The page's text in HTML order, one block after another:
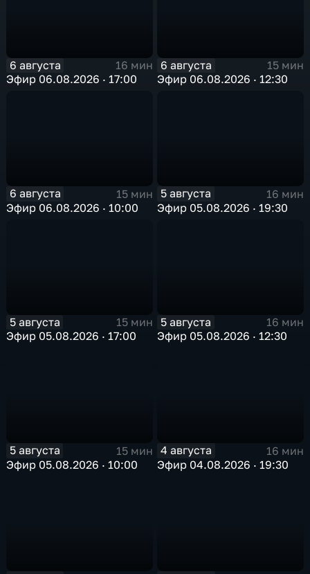
6 августа
16 мин
Эфир 06.08.2026 · 17:00
6 августа
15 мин
Эфир 06.08.2026 · 12:30
6 августа
15 мин
Эфир 06.08.2026 · 10:00
5 августа
16 мин
Эфир 05.08.2026 · 19:30
5 августа
15 мин
Эфир 05.08.2026 · 17:00
5 августа
16 мин
Эфир 05.08.2026 · 12:30
5 августа
15 мин
Эфир 05.08.2026 · 10:00
4 августа
16 мин
Эфир 04.08.2026 · 19:30